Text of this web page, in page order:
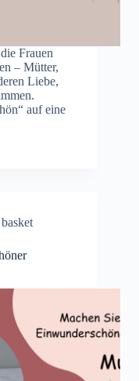
Frauen
– Mütter,
Liebe,
auf eine